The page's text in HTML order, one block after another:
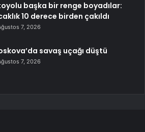
başka bir renge boyadılar:
10 derece birden çakıldı
7, 2026
savaş uçağı düştü
7, 2026